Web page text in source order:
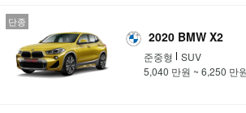
단종
2020 BMW X2
준중형
SUV
5,040 만원 ~ 6,250 만